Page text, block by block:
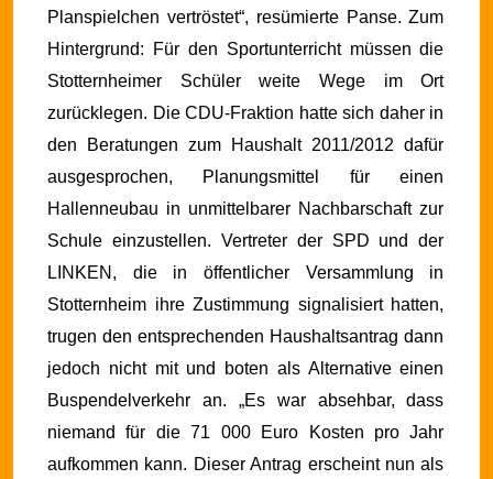
Planspielchen vertröstet“, resümierte Panse.Zum
Hintergrund: Für den Sportunterricht müssen die
Stotternheimer Schüler weite Wege im Ort
zurücklegen. Die CDU-Fraktion hatte sich daher in
den Beratungen zum Haushalt 2011/2012 dafür
ausgesprochen, Planungsmittel für einen
Hallenneubau in unmittelbarer Nachbarschaft zur
Schule einzustellen. Vertreter der SPD und der
LINKEN, die in öffentlicher Versammlung in
Stotternheim ihre Zustimmung signalisiert hatten,
trugen den entsprechenden Haushaltsantrag dann
jedoch nicht mit und boten als Alternative einen
Buspendelverkehr an. „Es war absehbar, dass
niemand für die 71 000 Euro Kosten pro Jahr
aufkommen kann. Dieser Antrag erscheint nun als